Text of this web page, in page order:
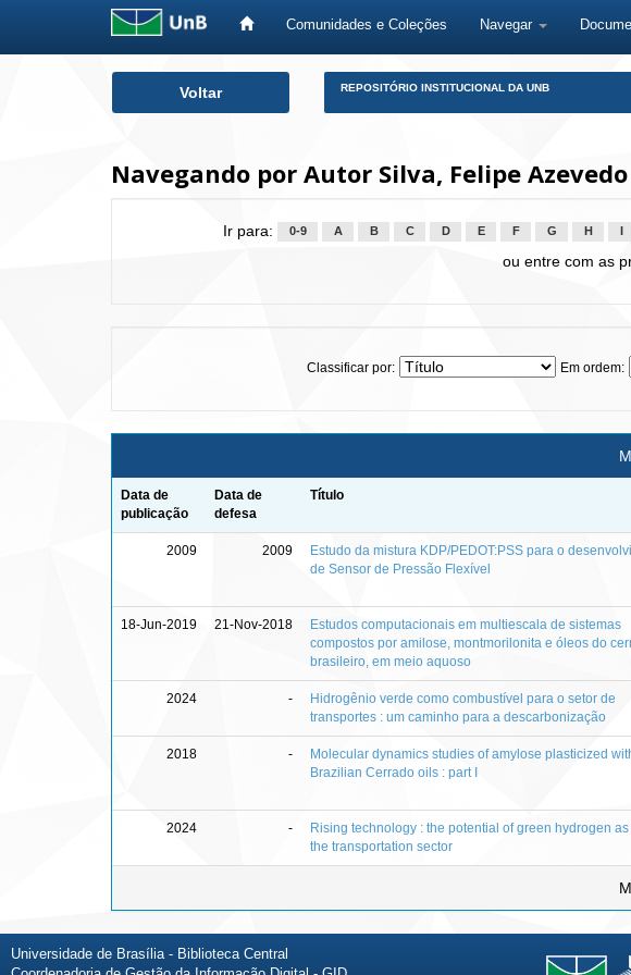
Comunidades e Coleções Navegar
Voltar REPOSITÓRIO INSTITUCIONAL DA UNB
Navegando por Autor Silva, Felipe Azevedo
Ir para: 0-9 A B C D E F G H
ou entre com as
Classificar por: Em ordem:
Data de
publicação
Data de
defesa
Título
2009 2009
Estudo da mistura KDP/PEDOT:PSS para o
de Sensor de Pressão Flexível
18-Jun-2019 21-Nov-2018
Estudos computacionais em multiescala de sistemas
compostos por amilose, montmorilonita e óleos do
brasileiro, em meio aquoso
2024 -
Hidrogênio verde como combustível para o setor de
transportes : um caminho para a descarbonização
2018 -
Molecular dynamics studies of amylose plasticized
Brazilian Cerrado oils : part I
2024 -
Rising technology : the potential of green hydrogen
the transportation sector
Universidade de Brasília - Biblioteca Central